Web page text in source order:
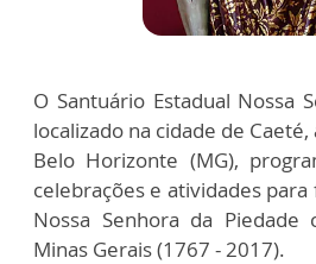
O Santuário Estadual Nossa
localizado na cidade de
Belo Horizonte (MG),
celebrações e atividades
Nossa Senhora da Piedade
Minas Gerais (1767 - 2017).